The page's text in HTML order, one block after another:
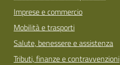
Imprese e commercio
Mobilità e trasporti
Salute, benessere e assistenza
Tributi, finanze e contravvenzioni